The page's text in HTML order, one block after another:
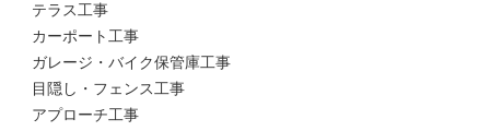
テラス工事
カーポート工事
ガレージ・バイク保管庫工事
目隠し・フェンス工事
アプローチ工事